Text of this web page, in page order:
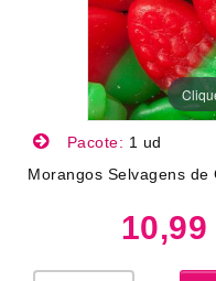
Pacote: 1 ud
Morangos Selvagens de
10,99